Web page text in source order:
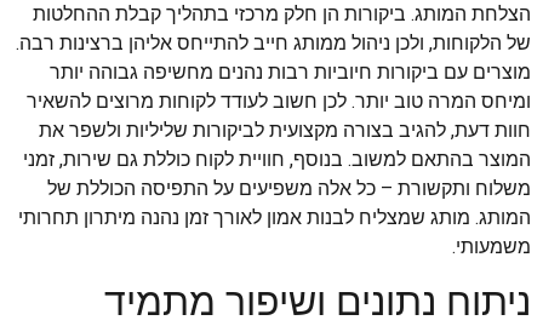
הצלחת המותג. ביקורות הן חלק מרכזי בתהליך קבלת ההחלטות
של הלקוחות, ולכן ניהול ממותג חייב להתייחס אליהן ברצינות רבה.
מוצרים עם ביקורות חיוביות רבות נהנים מחשיפה גבוהה יותר
ומיחס המרה טוב יותר. לכן חשוב לעודד לקוחות מרוצים להשאיר
חוות דעת, להגיב בצורה מקצועית לביקורות שליליות ולשפר את
המוצר בהתאם למשוב. בנוסף, חוויית לקוח כוללת גם שירות, זמני
משלוח ותקשורת – כל אלה משפיעים על התפיסה הכוללת של
המותג. מותג שמצליח לבנות אמון לאורך זמן נהנה מיתרון תחרותי
משמעותי.
ניתוח נתונים ושיפור מתמיד